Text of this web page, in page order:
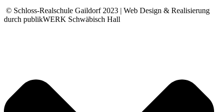
© Schloss-Realschule Gaildorf 2023 | Web Design & Realisierung
durch publikWERK Schwäbisch Hall